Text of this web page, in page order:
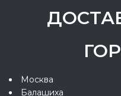
Москва
Балашиха